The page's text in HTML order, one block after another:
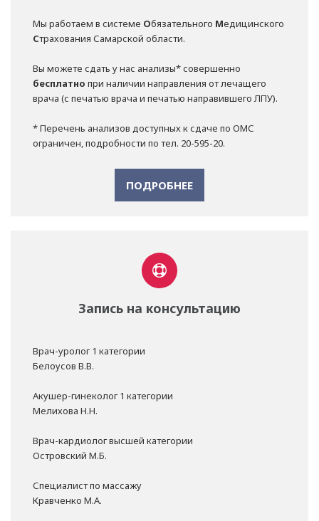
Мы работаем в системе Обязательного Медицинского
Страхования Самарской области.
Вы можете сдать у нас анализы* совершенно
бесплатно при наличии направления от лечащего
врача (с печатью врача и печатью направившего ЛПУ).
* Перечень анализов доступных к сдаче по ОМС
ограничен, подробности по тел. 20-595-20.
ПОДРОБНЕЕ
Запись на консультацию
Врач-уролог 1 категории
Белоусов В.В.
Акушер-гинеколог 1 категории
Мелихова Н.Н.
Врач-кардиолог высшей категории
Островский М.Б.
Специалист по массажу
Кравченко М.А.